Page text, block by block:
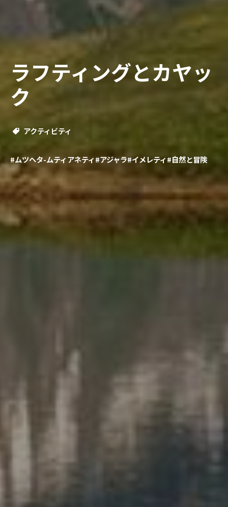
ラフティングとカヤッ
ク
アクティビティ
#ムツヘタ-ムティアネティ#アジャラ#イメレティ#自然と冒険